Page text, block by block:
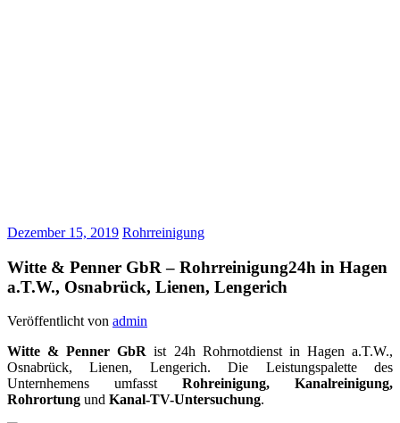
Dezember 15, 2019 Rohrreinigung
Witte & Penner GbR – Rohrreinigung24h in Hagen
a.T.W., Osnabrück, Lienen, Lengerich
Veröffentlicht von admin
Witte & Penner GbR ist 24h Rohrnotdienst in Hagen a.T.W.,
Osnabrück, Lienen, Lengerich. Die Leistungspalette des
Unternhemens umfasst Rohreinigung, Kanalreinigung,
Rohrortung und Kanal-TV-Untersuchung.